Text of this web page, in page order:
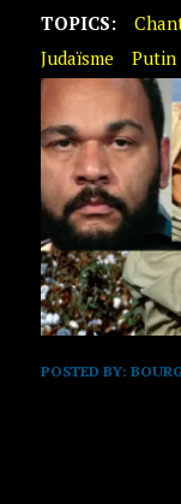
TOPICS:
Judaïsme
Putin
POSTED BY: